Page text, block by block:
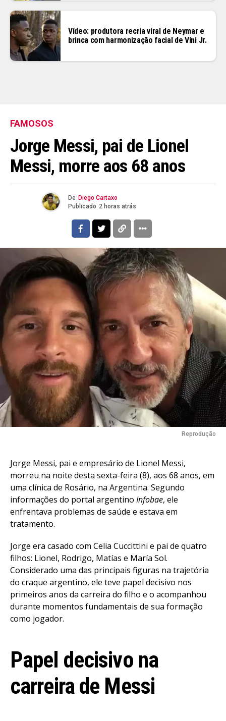
Vídeo: produtora recria viral de Neymar e
brinca com harmonização facial de Vini Jr.
FAMOSOS
Jorge Messi, pai de Lionel
Messi, morre aos 68 anos
De Diego Cartaxo
Publicado 2 horas atrás
Reprodução
Jorge Messi, pai e empresário de Lionel Messi,
morreu na noite desta sexta-feira (8), aos 68 anos, em
uma clínica de Rosário, na Argentina. Segundo
informações do portal argentino Infobae, ele
enfrentava problemas de saúde e estava em
tratamento.
Jorge era casado com Celia Cuccittini e pai de quatro
filhos: Lionel, Rodrigo, Matías e María Sol.
Considerado uma das principais figuras na trajetória
do craque argentino, ele teve papel decisivo nos
primeiros anos da carreira do filho e o acompanhou
durante momentos fundamentais de sua formação
como jogador.
Papel decisivo na
carreira de Messi